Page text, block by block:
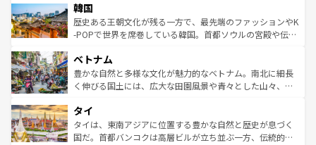
ワイを、存分に味わってほしい。 なお、新着のハワイ情報
はコンテンツ一覧を参照してほしい。
いる。アクティビティも充実しており、サーフィンやダイ
ビング、ハイキングなど、アウトドア好きにはたまらな
い。オーストラリアの多彩な魅力を存分に味わいつくそ
参照してほしい。
ン）、静ひつな山岳地帯である台湾東部など、都市の喧騒
と山間の静けさが共存しており、訪れる人に新しい発見と
驚きをもたらしてくれる。また、奥深い台湾の食文化も魅
容にもいいと評判のスイーツなど、バラエティ豊かな料理
が味わえる。 なお、新着の台湾情報は コンテンツ一覧を参
照してほしい。
韓国
歴史ある王朝文化が残る一方で、最先端のファッションやK
-POPで世界を席巻している韓国。首都ソウルの宮殿や伝統
き、地方に足を延ばせば四季折々の自然美を楽しむことが
できる。そして、キムチや焼肉、絶品のストリートフード
まで、さまざまな韓国料理が待っている。夜には、韓国な
リティに包まれながら、韓国の多彩な魅力を心ゆくまで味
わってみてほしい。 なお、新着の韓国情報はコンテンツ一
覧を参照してほしい。
ベトナム
豊かな自然と多様な文化が魅力的なベトナム。南北に細長
く伸びる国土には、広大な田園風景や青々とした山々、世
急速な発展と共に伝統が息づく。ハノイの古い町並みやホ
ーチミン市のフランス統治時代の建物も、独特の雰囲気を
醸し出している。また、バラエティの豊かさとおいしさで
タイ
タイは、東南アジアに位置する豊かな自然と歴史が息づく
国だ。首都バンコクは高層ビルが立ち並ぶ一方、伝統的な